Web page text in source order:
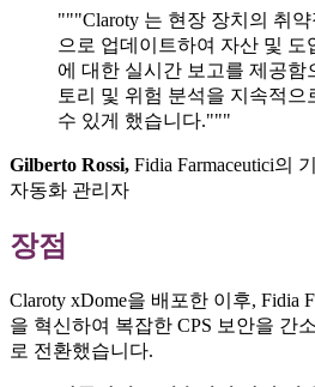
"""Claroty 는 현장 장치의 취
으로 업데이트하여 자산 및 도
에 대한 실시간 보고를 제공함
토리 및 위험 분석을 지속적
수 있게 했습니다."""
Gilberto Rossi, Fidia Farmaceutici의
자동화 관리자
장점
Claroty xDome을 배포한 이후, Fidia
을 혁신하여 복잡한 CPS 보안을 간
로 전환했습니다.